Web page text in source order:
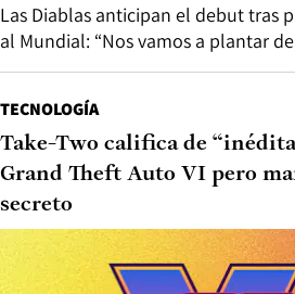
Las Diablas anticipan el debut tras
al Mundial: “Nos vamos a plantar
TECNOLOGÍA
Take-Two califica de
Grand Theft Auto VI pero
secreto